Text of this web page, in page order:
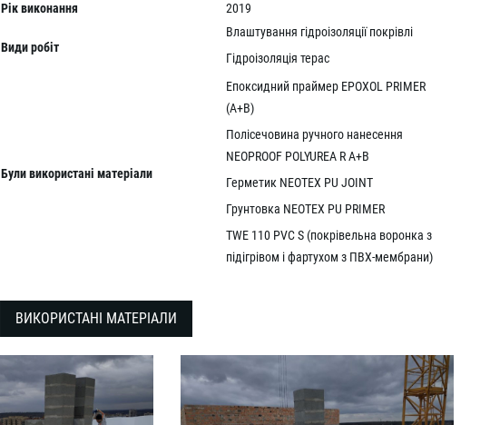
Рік виконання
2019
Видиробіт
Влаштування гідроізоляції покрівлі
Гідроізоляція терас
Буливикористані матеріали
Епоксидний праймер EPOXOL PRIMER
(A+В)
Полісечовина ручного нанесення
NEOPROOF POLYUREA R A+В
Герметик NEOTEX PU JOINT
Грунтовка NEOTEX PU PRIMER
TWE 110 PVC S (покрівельна воронка з
підігрівом і фартухом з ПВХ-мембрани)
ВИКОРИСТАНІ МАТЕРІАЛИ